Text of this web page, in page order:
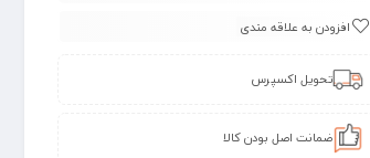
افزودن به علاقه مندی
تحویل اکسپرس
ضمانت اصل بودن کالا